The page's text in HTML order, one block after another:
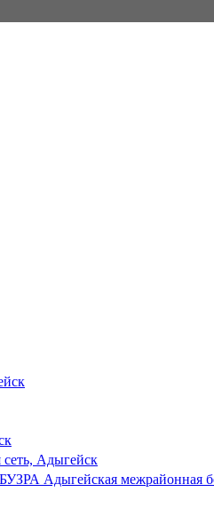
Адыгейск
Адыгейская межрайонная